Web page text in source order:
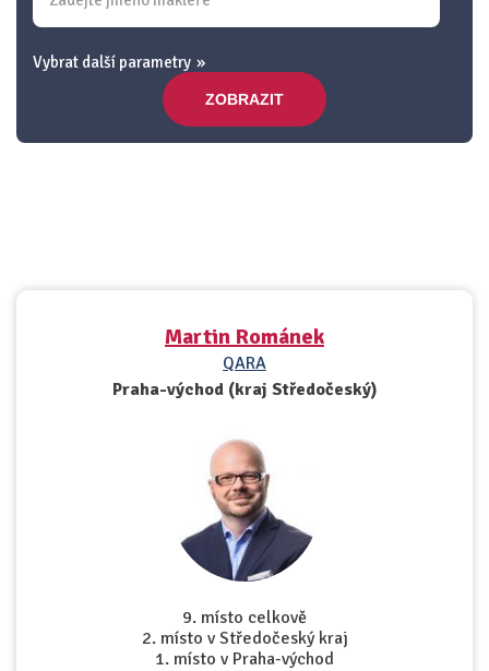
Vybrat další parametry
ZOBRAZIT
Martin Románek
QARA
Praha-východ (kraj Středočeský)
9. místo celkově
2. místo v Středočeský kraj
1. místo v Praha-východ